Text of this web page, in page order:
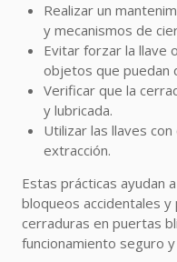
Realizar un
y mecanismos de
Evitar forzar la llave
objetos que puedan
Verificar que la
y lubricada.
Utilizar las llaves
extracción.
Estas prácticas ayudan
bloqueos accidentales y
cerraduras en puertas
funcionamiento seguro